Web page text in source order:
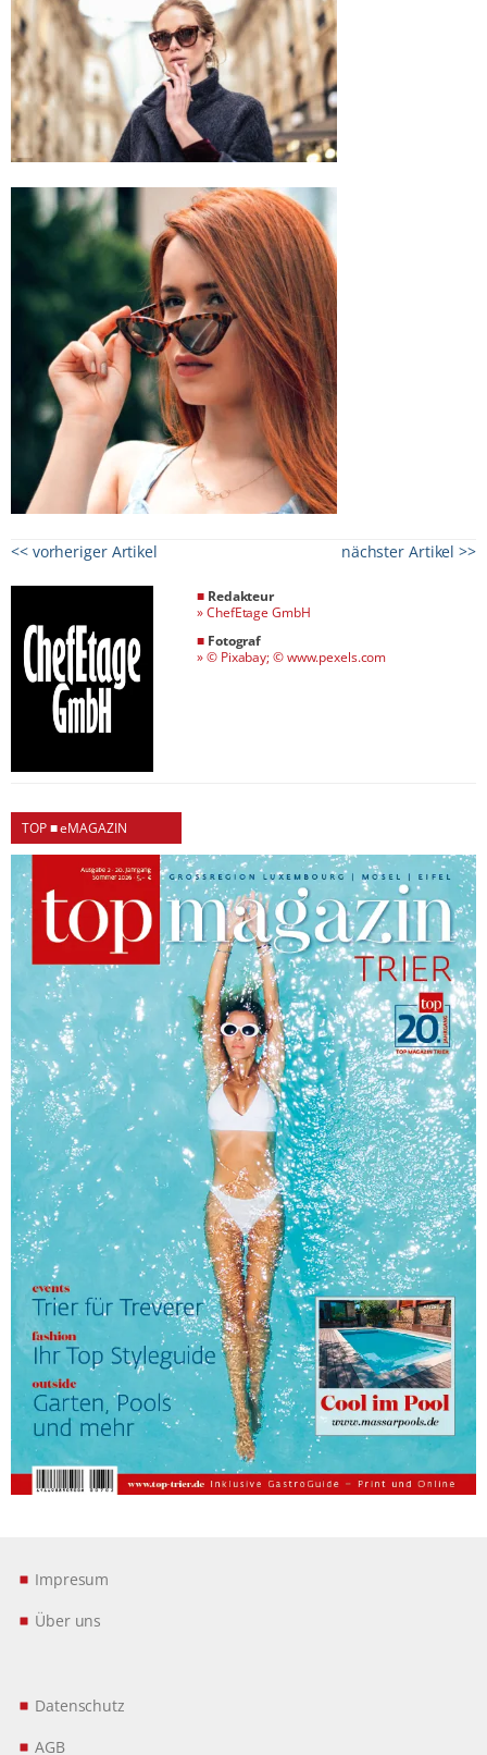
<< vorheriger Artikel nächster Artikel >>
■ Redakteur
»ChefEtage GmbH
■ Fotograf
»© Pixabay; © www.pexels.com
TOP ■ eMAGAZIN
Impresum
Über uns
Datenschutz
AGB